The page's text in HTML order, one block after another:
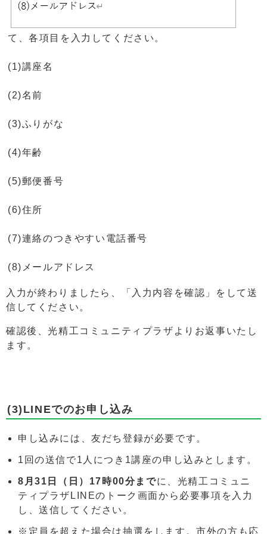
て、各項目を入力してください。
(1)講座名
(2)名前
(3)ふりがな
(4)年齢
(5)郵便番号
(6)住所
(7)連絡のつきやすい電話番号
(8)メールアドレス
入力が終わりましたら、「入力内容を確認」をして送
信してください。
確認後、光精工コミュニティプラザよりお返事いたし
ます。
(3)LINEでのお申し込み
申し込みには、友だち登録が必要です。
1回の送信で1人につき1講座の申し込みとします。
8月31日（日）17時00分までに、光精工コミュニ
ティプラザLINEのトーク画面から必要事項を入力
し、送信してください。
※定員を超えた場合は抽選をします。市外の方も応